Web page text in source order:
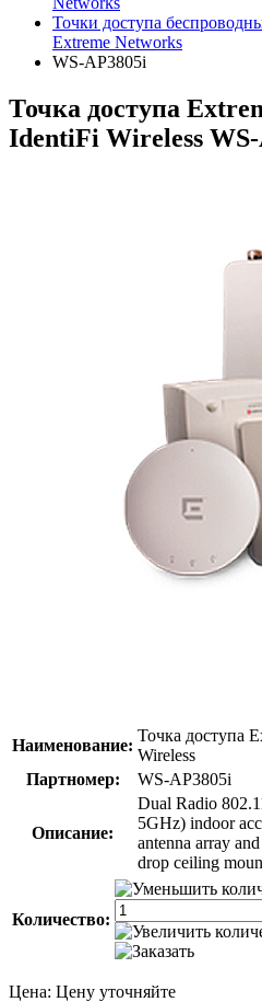
Точки доступа
Extreme Networks
WS-AP3805i
Точка доступа
IdentiFi Wireless
Наименование:
Точка доступа
Wireless
Партномер:
WS-AP3805i
Описание:
Dual Radio
5GHz) indoor
antenna array
drop ceiling
Количество:
Цена: Цену уточняйте